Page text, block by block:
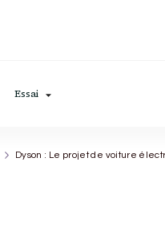
Essai
Dyson : Le projet de voiture